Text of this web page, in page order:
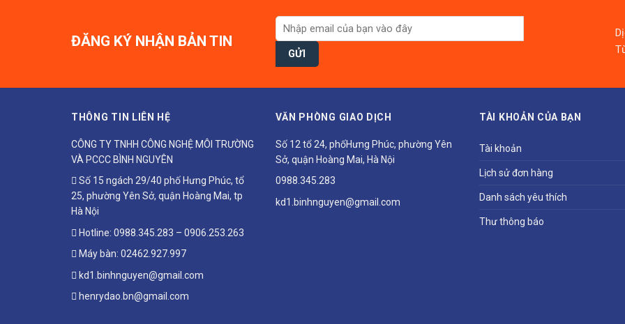
ĐĂNG KÝ NHẬN BẢN TIN
THÔNG TIN LIÊN HỆ
CÔNG TY TNHH CÔNG NGHỆ MÔI TRƯỜNG
VÀ PCCC BÌNH NGUYÊN
Số 15 ngách 29/40 phố Hưng Phúc, tổ
25, phường Yên Sở, quận Hoàng Mai, tp
Hà Nội
Hotline: 0988.345.283 – 0906.253.263
Máy bàn: 02462.927.997
kd1.binhnguyen@gmail.com
henrydao.bn@gmail.com
VĂN PHÒNG GIAO DỊCH
Số 12 tổ 24, phốHưng Phúc, phường Yên
Sở, quận Hoàng Mai, Hà Nội
0988.345.283
kd1.binhnguyen@gmail.com
TÀI KHOẢN CỦA BẠN
Tài khoản
Lịch sử đơn hàng
Danh sách yêu thích
Thư thông báo